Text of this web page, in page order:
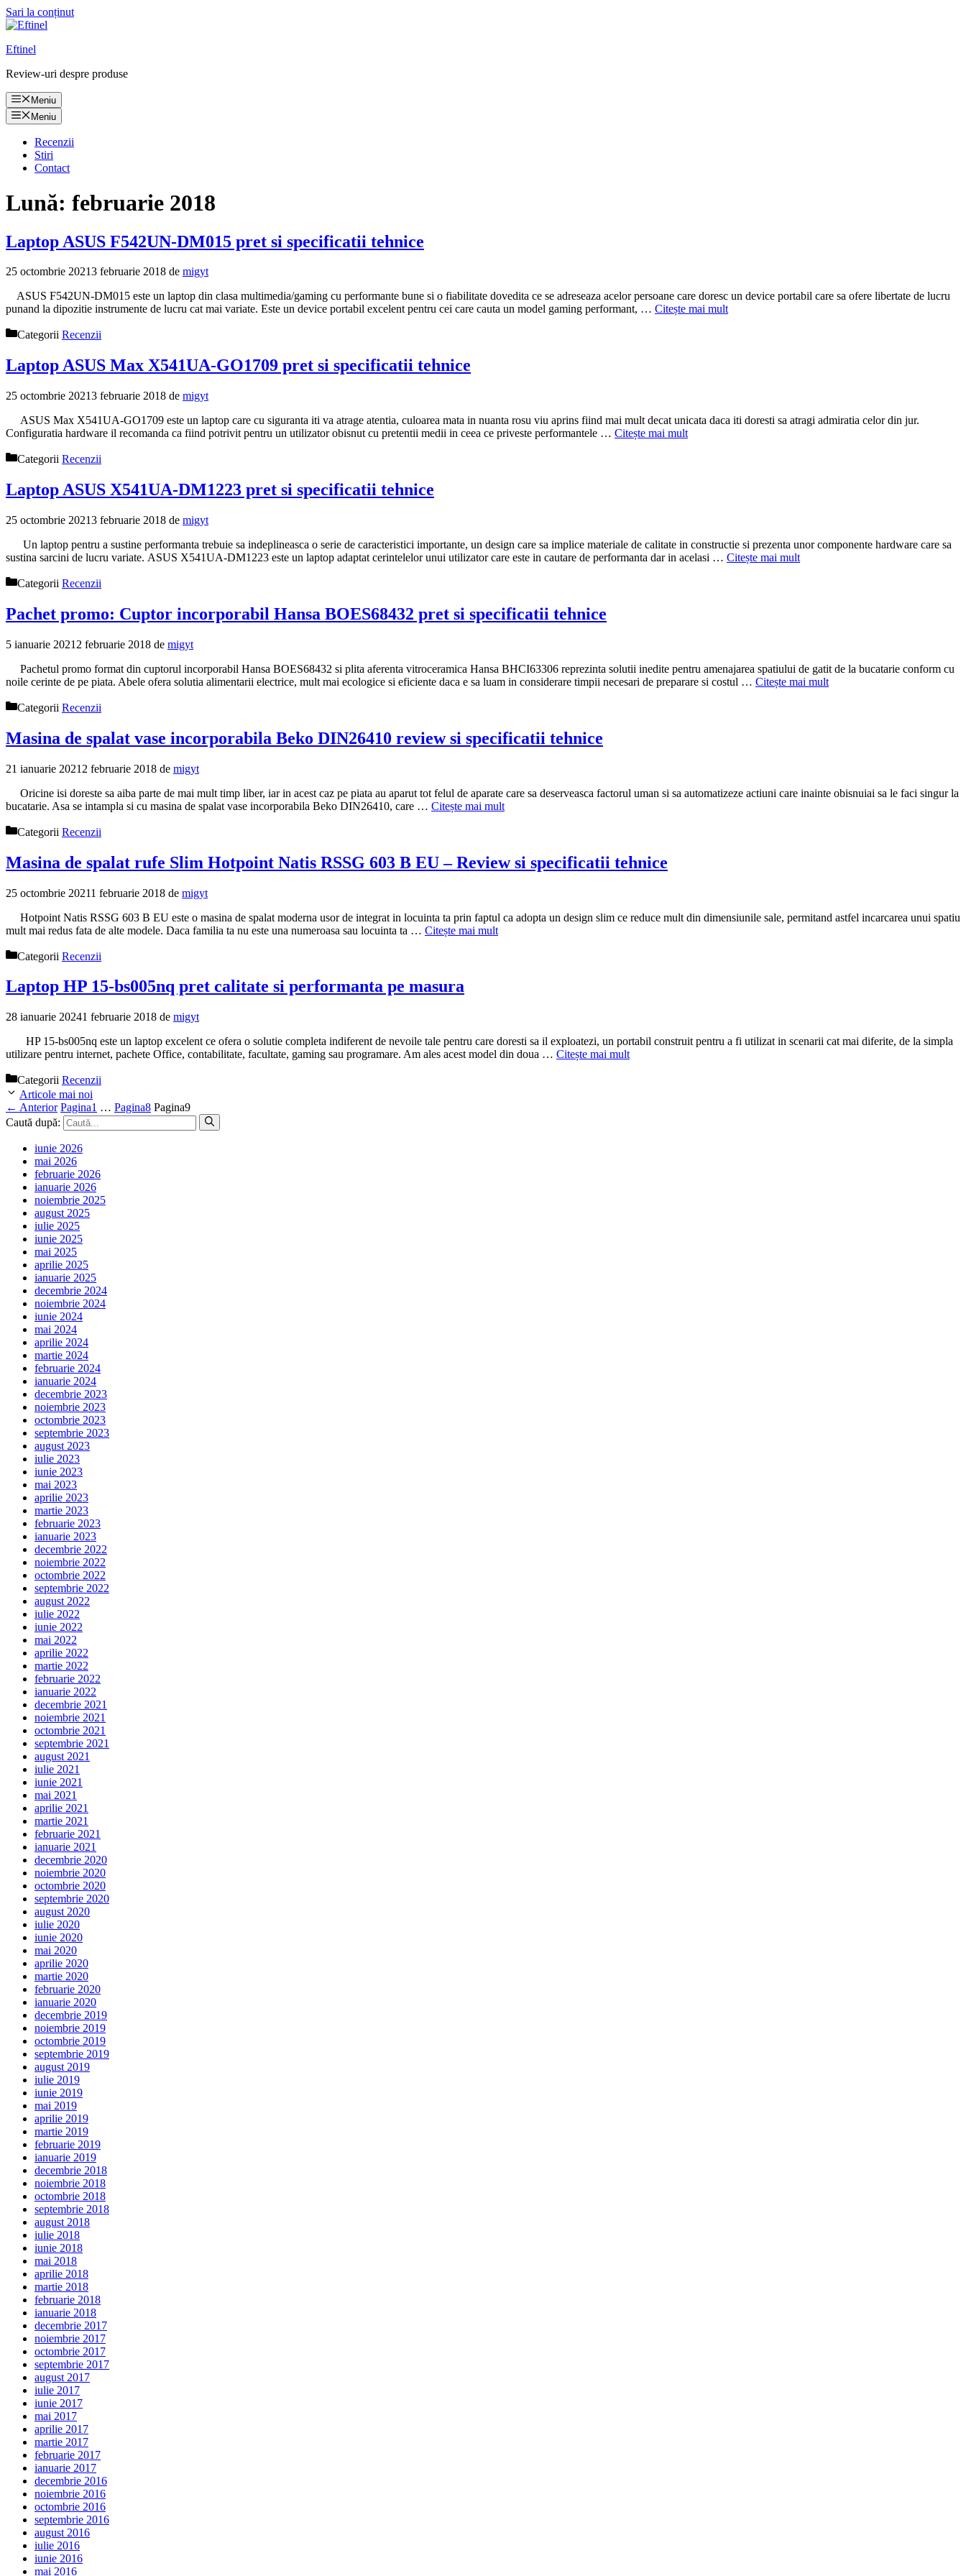
Sari la conținut
Eftinel
Review-uri despre produse
Meniu
Meniu
Recenzii
Stiri
Contact
Lună: februarie 2018
Laptop ASUS F542UN-DM015 pret si specificatii tehnice
25 octombrie 20213 februarie 2018 de migyt
ASUS F542UN-DM015 este un laptop din clasa multimedia/gaming cu performante bune si o fiabilitate dovedita ce se adreseaza acelor persoane care doresc un device portabil care sa ofere libertate de lucru
punand la dipozitie instrumente de lucru cat mai variate. Este un device portabil excelent pentru cei care cauta un model gaming performant, … Citește mai mult
Categorii Recenzii
Laptop ASUS Max X541UA-GO1709 pret si specificatii tehnice
25 octombrie 20213 februarie 2018 de migyt
ASUS Max X541UA-GO1709 este un laptop care cu siguranta iti va atrage atentia, culoarea mata in nuanta rosu viu aprins fiind mai mult decat unicata daca iti doresti sa atragi admiratia celor din jur.
Configuratia hardware il recomanda ca fiind potrivit pentru un utilizator obisnut cu pretentii medii in ceea ce priveste performantele … Citește mai mult
Categorii Recenzii
Laptop ASUS X541UA-DM1223 pret si specificatii tehnice
25 octombrie 20213 februarie 2018 de migyt
Un laptop pentru a sustine performanta trebuie sa indeplineasca o serie de caracteristici importante, un design care sa implice materiale de calitate in constructie si prezenta unor componente hardware care sa
sustina sarcini de lucru variate. ASUS X541UA-DM1223 este un laptop adaptat cerintelelor unui utilizator care este in cautare de performanta dar in acelasi … Citește mai mult
Categorii Recenzii
Pachet promo: Cuptor incorporabil Hansa BOES68432 pret si specificatii tehnice
5 ianuarie 2021 2 februarie 2018 de migyt
Pachetul promo format din cuptorul incorporabil Hansa BOES68432 si plita aferenta vitroceramica Hansa BHCI63306 reprezinta solutii inedite pentru amenajarea spatiului de gatit de la bucatarie conform cu
noile cerinte de pe piata. Abele ofera solutia alimentarii electrice, mult mai ecologice si eficiente daca e sa luam in considerare timpii necesari de preparare si costul … Citește mai mult
Categorii Recenzii
Masina de spalat vase incorporabila Beko DIN26410 review si specificatii tehnice
21 ianuarie 2021 2 februarie 2018 de migyt
Oricine isi doreste sa aiba parte de mai mult timp liber, iar in acest caz pe piata au aparut tot felul de aparate care sa deserveasca factorul uman si sa automatizeze actiuni care inainte obisnuiai sa le faci singur la
bucatarie. Asa se intampla si cu masina de spalat vase incorporabila Beko DIN26410, care … Citește mai mult
Categorii Recenzii
Masina de spalat rufe Slim Hotpoint Natis RSSG 603 B EU – Review si specificatii tehnice
25 octombrie 20211 februarie 2018 de migyt
Hotpoint Natis RSSG 603 B EU este o masina de spalat moderna usor de integrat in locuinta ta prin faptul ca adopta un design slim ce reduce mult din dimensiunile sale, permitand astfel incarcarea unui spatiu
mult mai redus fata de alte modele. Daca familia ta nu este una numeroasa sau locuinta ta … Citește mai mult
Categorii Recenzii
Laptop HP 15-bs005nq pret calitate si performanta pe masura
28 ianuarie 20241 februarie 2018 de migyt
HP 15-bs005nq este un laptop excelent ce ofera o solutie completa indiferent de nevoile tale pentru care doresti sa il exploatezi, un portabil construit pentru a fi utilizat in scenarii cat mai diferite, de la simpla
utilizare pentru internet, pachete Office, contabilitate, facultate, gaming sau programare. Am ales acest model din doua … Citește mai mult
Categorii Recenzii
Articole mai noi
← Anterior Pagina1 … Pagina8 Pagina9
Caută după:
iunie 2026
mai 2026
februarie 2026
ianuarie 2026
noiembrie 2025
august 2025
iulie 2025
iunie 2025
mai 2025
aprilie 2025
ianuarie 2025
decembrie 2024
noiembrie 2024
iunie 2024
mai 2024
aprilie 2024
martie 2024
februarie 2024
ianuarie 2024
decembrie 2023
noiembrie 2023
octombrie 2023
septembrie 2023
august 2023
iulie 2023
iunie 2023
mai 2023
aprilie 2023
martie 2023
februarie 2023
ianuarie 2023
decembrie 2022
noiembrie 2022
octombrie 2022
septembrie 2022
august 2022
iulie 2022
iunie 2022
mai 2022
aprilie 2022
martie 2022
februarie 2022
ianuarie 2022
decembrie 2021
noiembrie 2021
octombrie 2021
septembrie 2021
august 2021
iulie 2021
iunie 2021
mai 2021
aprilie 2021
martie 2021
februarie 2021
ianuarie 2021
decembrie 2020
noiembrie 2020
octombrie 2020
septembrie 2020
august 2020
iulie 2020
iunie 2020
mai 2020
aprilie 2020
martie 2020
februarie 2020
ianuarie 2020
decembrie 2019
noiembrie 2019
octombrie 2019
septembrie 2019
august 2019
iulie 2019
iunie 2019
mai 2019
aprilie 2019
martie 2019
februarie 2019
ianuarie 2019
decembrie 2018
noiembrie 2018
octombrie 2018
septembrie 2018
august 2018
iulie 2018
iunie 2018
mai 2018
aprilie 2018
martie 2018
februarie 2018
ianuarie 2018
decembrie 2017
noiembrie 2017
octombrie 2017
septembrie 2017
august 2017
iulie 2017
iunie 2017
mai 2017
aprilie 2017
martie 2017
februarie 2017
ianuarie 2017
decembrie 2016
noiembrie 2016
octombrie 2016
septembrie 2016
august 2016
iulie 2016
iunie 2016
mai 2016